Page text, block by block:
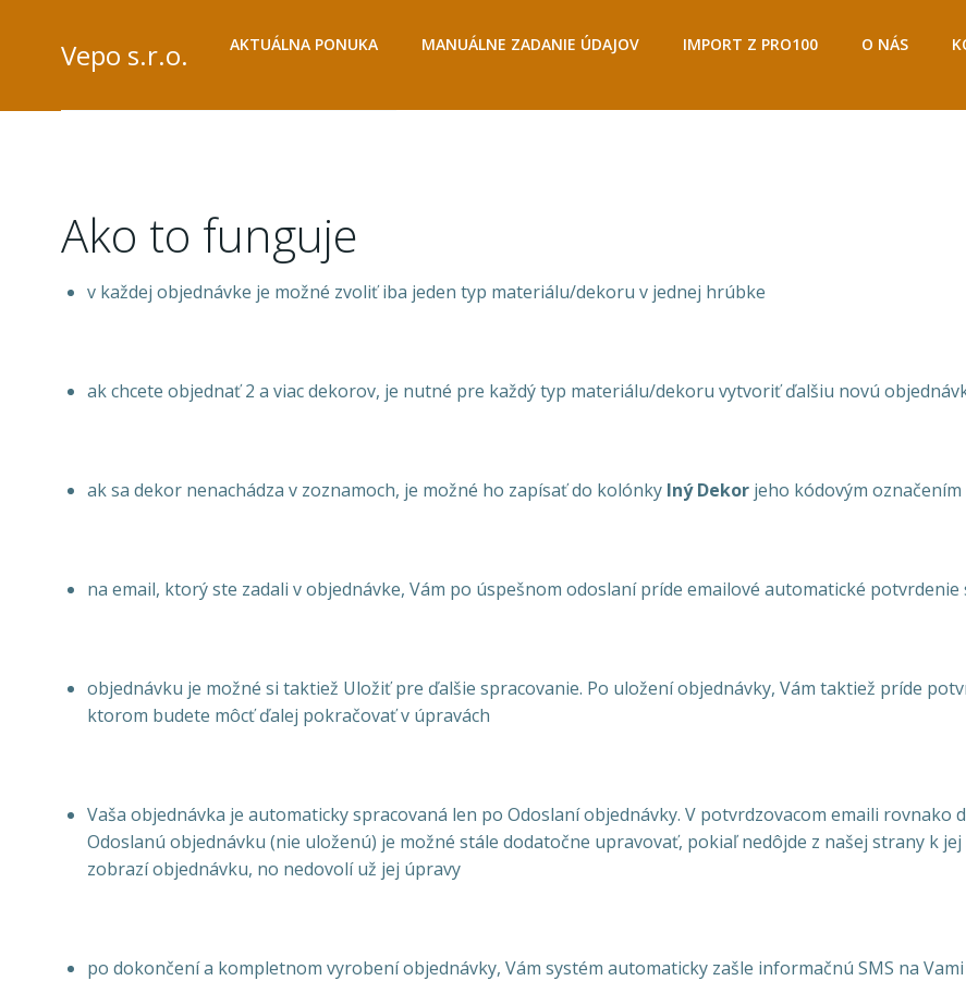
Vepo s.r.o. AKTUÁLNA PONUKA MANUÁLNE ZADANIE ÚDAJOV IMPORT Z PRO100 O NÁS
Ako to funguje
v každej objednávke je možné zvoliť iba jeden typ materiálu/dekoru v jednej hrúbke​
ak chcete objednať 2 a viac dekorov, je nutné pre každý typ materiálu/dekoru vytvoriť ďalšiu novú
ak sa dekor nenachádza v zoznamoch, je možné ho zapísať do kolónky Iný Dekor jeho kódovým
na email, ktorý ste zadali v objednávke, Vám po úspešnom odoslaní príde emailové automatické potvrdenie
objednávku je možné si taktiež Uložiť pre ďalšie spracovanie. Po uložení objednávky, Vám taktiež príde
ktorom budete môcť ďalej pokračovať v úpravách
Vaša objednávka je automaticky spracovaná len po Odoslaní objednávky. V potvrdzovacom emaili
Odoslanú objednávku (nie uloženú) je možné stále dodatočne upravovať, pokiaľ nedôjde z našej strany k
zobrazí objednávku, no nedovolí už jej úpravy
po dokončení a kompletnom vyrobení objednávky, Vám systém automaticky zašle informačnú SMS na